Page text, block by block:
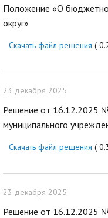
Положение «О
округ»
Скачать файл решения (
23 декабря 2025
Решение от 16.12.2025
муниципального
Скачать файл решения (
23 декабря 2025
Решение от 16.12.2025